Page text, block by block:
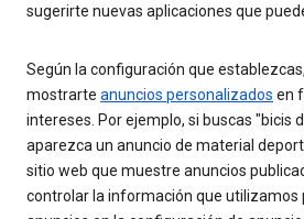
sugerirte nuevas aplicaciones que
Según la configuración que
mostrarte anuncios personalizados en
intereses. Por ejemplo, si buscas "bicis
aparezca un anuncio de material
sitio web que muestre anuncios
controlar la información que utilizamos